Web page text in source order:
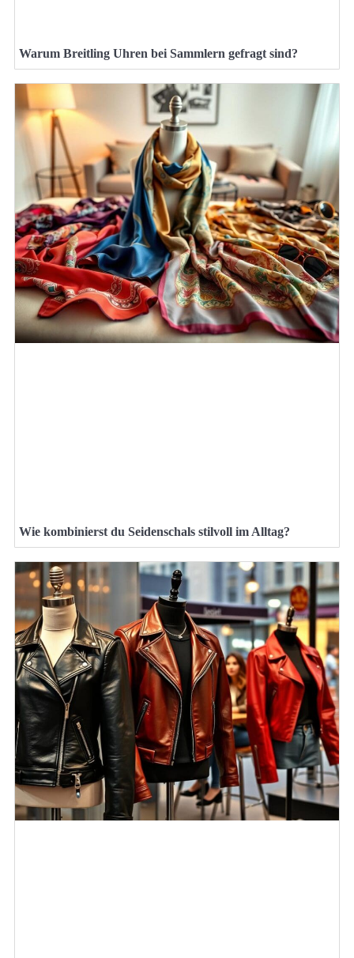
Warum Breitling Uhren bei Sammlern gefragt sind?
Wie kombinierst du Seidenschals stilvoll im Alltag?